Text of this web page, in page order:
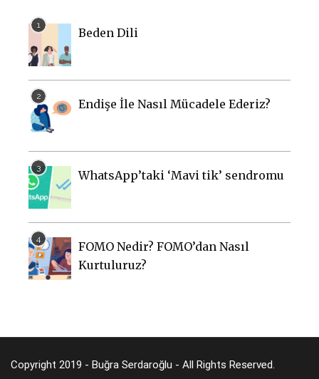
Beden Dili
Endişe İle Nasıl Mücadele Ederiz?
WhatsApp’taki ‘Mavi tik’ sendromu
FOMO Nedir? FOMO’dan Nasıl
Kurtuluruz?
Copyright 2019 - Buğra Serdaroğlu - All Rights Reserved.